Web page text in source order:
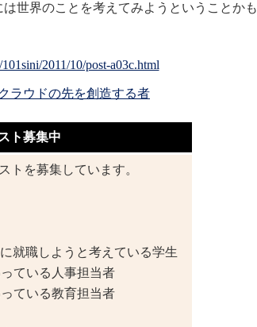
世界のことを考えてみようということかも
ラウドの先を創造する者
ト募集中
トを募集しています。
就職しようと考えている学生
ている人事担当者
ている教育担当者